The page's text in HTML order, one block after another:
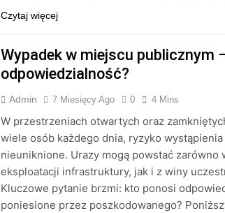
Czytaj więcej
Wypadek w miejscu publicznym
odpowiedzialność?
Admin 7 Miesięcy Ago 0 4 Mins
W przestrzeniach otwartych oraz
wiele osób każdego dnia, ryzyko
nieuniknione. Urazy mogą powstać zarówno
eksploatacji infrastruktury, jak i z winy
Kluczowe pytanie brzmi: kto ponosi
poniesione przez poszkodowanego?